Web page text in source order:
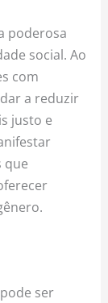
poderosa
social. Ao
com
a reduzir
justo e
que
ser